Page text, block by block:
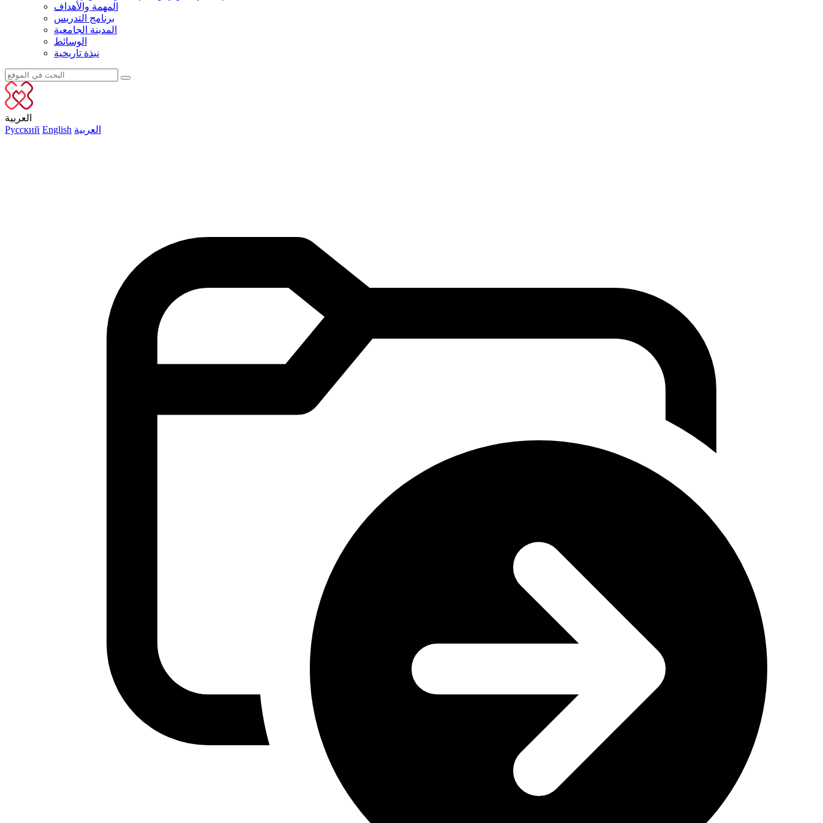
المهمة والأهداف
برنامج التدريس
المدينة الجامعية
الوسائط
نبذة تاريخية
العربية
Русский English العربية